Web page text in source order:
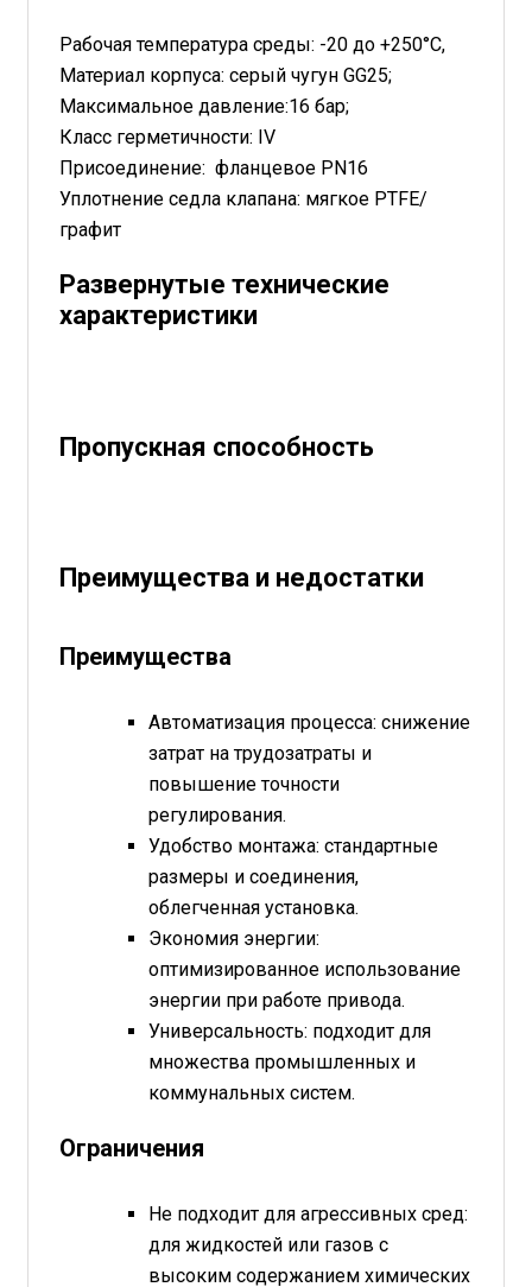
Рабочая температура среды: -20 до +250°С,
Материал корпуса: серый чугун GG25;
Максимальное давление:16 бар;
Класс герметичности: IV
Присоединение: фланцевое PN16
Уплотнение седла клапана: мягкое PTFE/
графит
Развернутые технические
характеристики
Пропускная способность
Преимущества и недостатки
Преимущества
Автоматизация процесса: снижение
затрат на трудозатраты и
повышение точности
регулирования.
Удобство монтажа: стандартные
размеры и соединения,
облегченная установка.
Экономия энергии:
оптимизированное использование
энергии при работе привода.
Универсальность: подходит для
множества промышленных и
коммунальных систем.
Ограничения
Не подходит для агрессивных сред:
для жидкостей или газов с
высоким содержанием химических